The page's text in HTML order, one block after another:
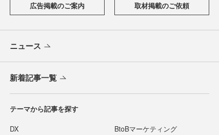
広告掲載のご案内 取材掲載のご依頼
ニュース
新着記事一覧
テーマから記事を探す
DX BtoBマーケティング